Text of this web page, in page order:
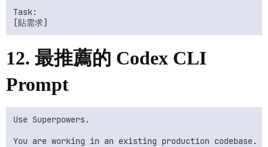
Task:
12. 最推薦的 Codex CLI
Prompt
Use Superpowers.
You are working in an existing production codebase.